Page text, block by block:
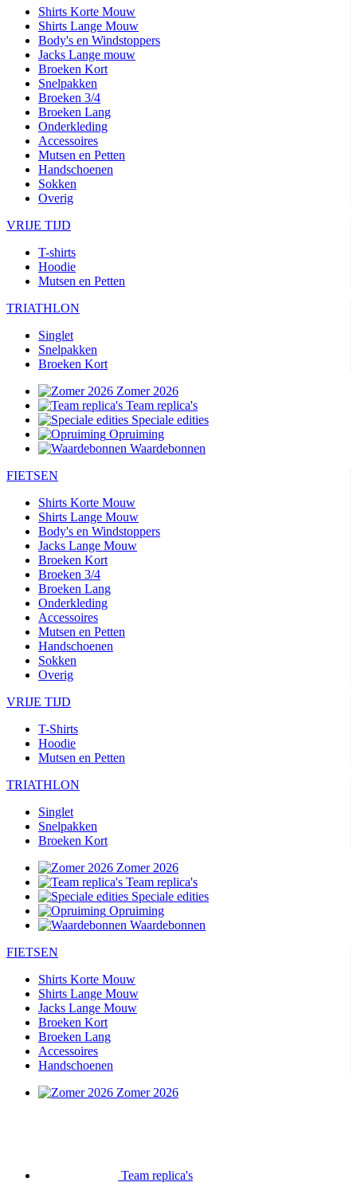
Shirts Korte Mouw
Shirts Lange Mouw
Body's en Windstoppers
Jacks Lange mouw
Broeken Kort
Snelpakken
Broeken 3/4
Broeken Lang
Onderkleding
Accessoires
Mutsen en Petten
Handschoenen
Sokken
Overig
VRIJE TIJD
T-shirts
Hoodie
Mutsen en Petten
TRIATHLON
Singlet
Snelpakken
Broeken Kort
Zomer 2026
Team replica's
Speciale edities
Opruiming
Waardebonnen
FIETSEN
Shirts Korte Mouw
Shirts Lange Mouw
Body's en Windstoppers
Jacks Lange Mouw
Broeken Kort
Broeken 3/4
Broeken Lang
Onderkleding
Accessoires
Mutsen en Petten
Handschoenen
Sokken
Overig
VRIJE TIJD
T-Shirts
Hoodie
Mutsen en Petten
TRIATHLON
Singlet
Snelpakken
Broeken Kort
Zomer 2026
Team replica's
Speciale edities
Opruiming
Waardebonnen
FIETSEN
Shirts Korte Mouw
Shirts Lange Mouw
Jacks Lange Mouw
Broeken Kort
Broeken Lang
Accessoires
Handschoenen
Zomer 2026